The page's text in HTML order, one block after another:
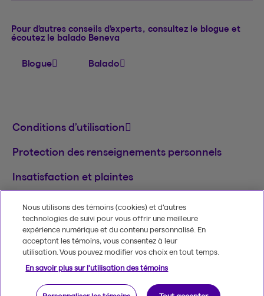
Pour d’autres conseils d’experts, consultez le blogue et
écoutez le balado Beneva
Blogue Balado
Conditions d’utilisation
Protection des renseignements personnels
Insatisfaction et plaintes
© 2020-2026, Beneva inc. MD Le nom et le logo
Beneva sont des marques de commerce de
Groupe Beneva inc. utilisées sous licence.
Nous utilisons des témoins (cookies) et d’autres
technologies de suivi pour vous offrir une meilleure
expérience numérique et du contenu personnalisé. En
acceptant les témoins, vous consentez à leur
utilisation. Vous pouvez modifier vos choix en tout temps.
En savoir plus sur l'utilisation des témoins